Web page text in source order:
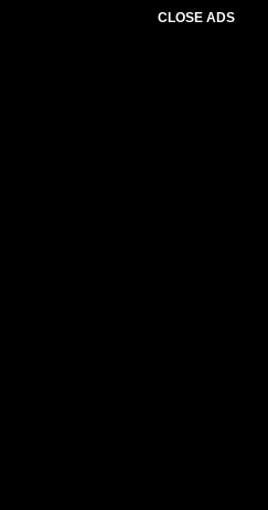
CLOSE ADS